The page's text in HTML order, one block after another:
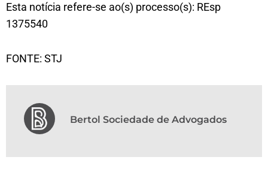
Esta notícia refere-se ao(s) processo(s): REsp
1375540
FONTE: STJ
Bertol Sociedade de Advogados